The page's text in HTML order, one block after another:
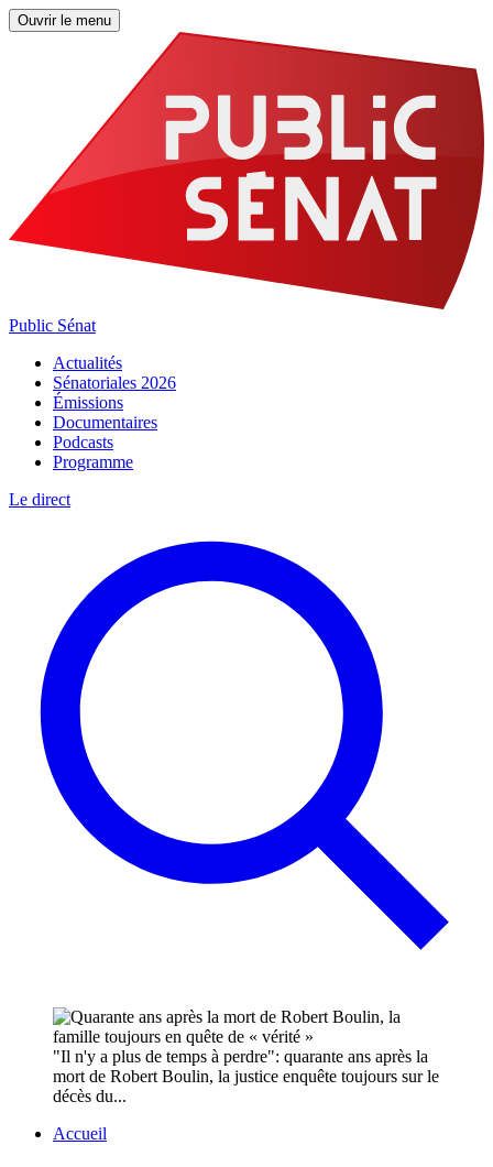
Ouvrir le menu
Public Sénat
Actualités
Sénatoriales 2026
Émissions
Documentaires
Podcasts
Programme
Le direct
"Il n'y a plus de temps à perdre": quarante ans après la
mort de Robert Boulin, la justice enquête toujours sur le
décès du...
Accueil